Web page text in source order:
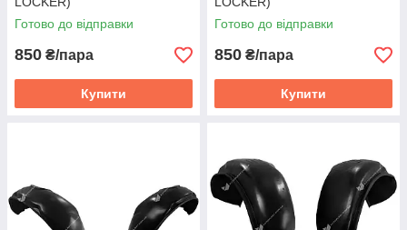
Готово до відправки
850 ₴/пара
Купити
Готово до відправки
850 ₴/пара
Купити